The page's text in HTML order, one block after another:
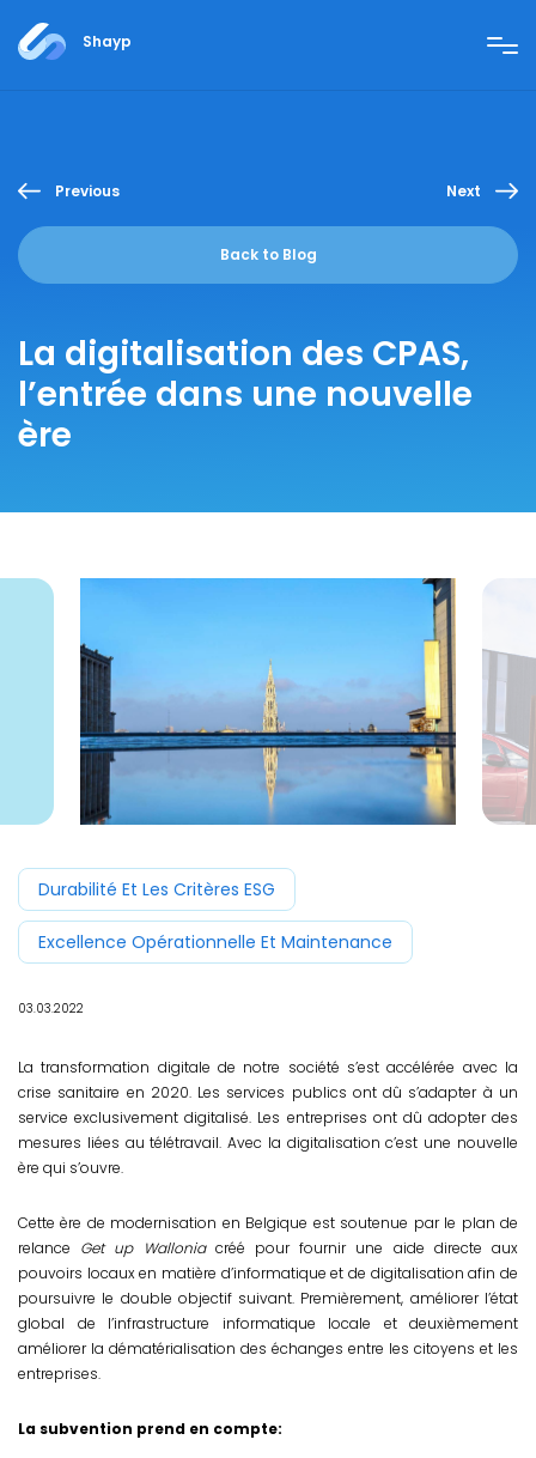
Shayp
Previous
Back to Blog
Next
La digitalisation des CPAS,
l’entrée dans une nouvelle
ère
Durabilité Et Les Critères ESG
Excellence Opérationnelle Et Maintenance
03.03.2022
La transformation digitale de notre société s’est accélérée avec la
crise sanitaire en 2020. Les services publics ont dû s’adapter à un
service exclusivement digitalisé. Les entreprises ont dû adopter des
mesures liées au télétravail. Avec la digitalisation c’est une nouvelle
ère qui s’ouvre.
Cette ère de modernisation en Belgique est soutenue par le plan de
relance Get up Wallonia créé pour fournir une aide directe aux
pouvoirs locaux en matière d’informatique et de digitalisation afin de
poursuivre le double objectif suivant. Premièrement, améliorer l’état
global de l’infrastructure informatique locale et deuxièmement
améliorer la dématérialisation des échanges entre les citoyens et les
entreprises.
La subvention prend en compte: